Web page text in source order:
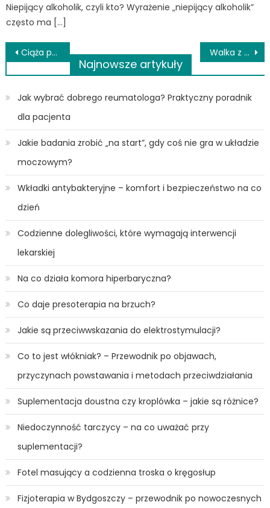
Niepijący alkoholik, czyli kto? Wyrażenie „niepijący alkoholik”
często ma […]
Nawigacja
wpisu
Ciąża po 35 roku życia: co musisz wiedzieć? Walka z cukrzycą? Dobry diabetolog w Warszawie pomoże Ci kontrolować chorobę – sprawdź VeritaMed!
Najnowsze artykuły
Jak wybrać dobrego reumatologa? Praktyczny poradnik
dla pacjenta
Jakie badania zrobić „na start”, gdy coś nie gra w układzie
moczowym?
Wkładki antybakteryjne – komfort i bezpieczeństwo na co
dzień
Codzienne dolegliwości, które wymagają interwencji
lekarskiej
Na co działa komora hiperbaryczna?
Co daje presoterapia na brzuch?
Jakie są przeciwwskazania do elektrostymulacji?
Co to jest włókniak? – Przewodnik po objawach,
przyczynach powstawania i metodach przeciwdziałania
Suplementacja doustna czy kroplówka – jakie są różnice?
Niedoczynność tarczycy – na co uważać przy
suplementacji?
Fotel masujący a codzienna troska o kręgosłup
Fizjoterapia w Bydgoszczy – przewodnik po nowoczesnych